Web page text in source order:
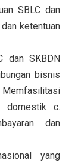
SBLC dan
ketentuan
dan SKBDN
bisnis
domestik c.
dan
yang